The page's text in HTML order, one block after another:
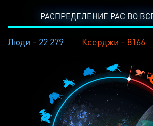
РАСПРЕДЕЛЕНИЕ РАС ВО
Люди - 22 279 Ксерджи - 8166